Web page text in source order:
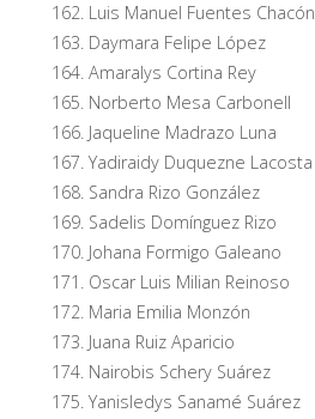
Luis Manuel Fuentes Chacón
Daymara Felipe López
Amaralys Cortina Rey
Norberto Mesa Carbonell
Jaqueline Madrazo Luna
Yadiraidy Duquezne Lacosta
Sandra Rizo González
Sadelis Domínguez Rizo
Johana Formigo Galeano
Oscar Luis Milian Reinoso
Maria Emilia Monzón
Juana Ruiz Aparicio
Nairobis Schery Suárez
Yanisledys Sanamé Suárez